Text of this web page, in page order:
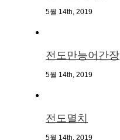
5월 14th, 2019
전도만능어간장
5월 14th, 2019
전도멸치
5월 14th, 2019